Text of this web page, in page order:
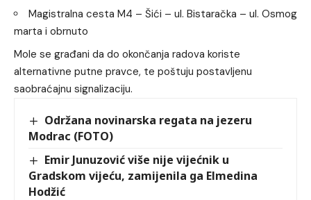
Magistralna cesta M4 – Šići – ul. Bistaračka – ul. Osmog
marta i obrnuto
Mole se građani da do okončanja radova koriste
alternativne putne pravce, te poštuju postavljenu
saobraćajnu signalizaciju.
Održana novinarska regata na jezeru
Modrac (FOTO)
Emir Junuzović više nije vijećnik u
Gradskom vijeću, zamijenila ga Elmedina
Hodžić